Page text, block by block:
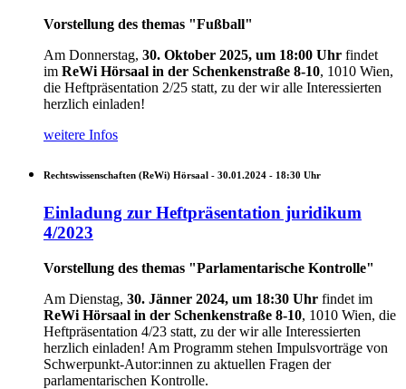
Vorstellung des themas "Fußball"
Am Donnerstag, 30. Oktober 2025, um 18:00 Uhr findet
im ReWi Hörsaal in der Schenkenstraße 8-10, 1010 Wien,
die Heftpräsentation 2/25 statt, zu der wir alle Interessierten
herzlich einladen!
weitere Infos
Rechtswissenschaften (ReWi) Hörsaal - 30.01.2024 - 18:30 Uhr
Einladung zur Heftpräsentation juridikum
4/2023
Vorstellung des themas "Parlamentarische Kontrolle"
Am Dienstag, 30. Jänner 2024, um 18:30 Uhr findet im
ReWi Hörsaal in der Schenkenstraße 8-10, 1010 Wien, die
Heftpräsentation 4/23 statt, zu der wir alle Interessierten
herzlich einladen! Am Programm stehen Impulsvorträge von
Schwerpunkt-Autor:innen zu aktuellen Fragen der
parlamentarischen Kontrolle.